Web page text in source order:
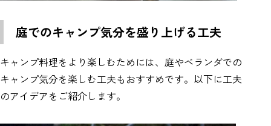
庭でのキャンプ気分を盛り上げる工夫
キャンプ料理をより楽しむためには、庭やベランダでの
キャンプ気分を楽しむ工夫もおすすめです。以下に工夫
のアイデアをご紹介します。